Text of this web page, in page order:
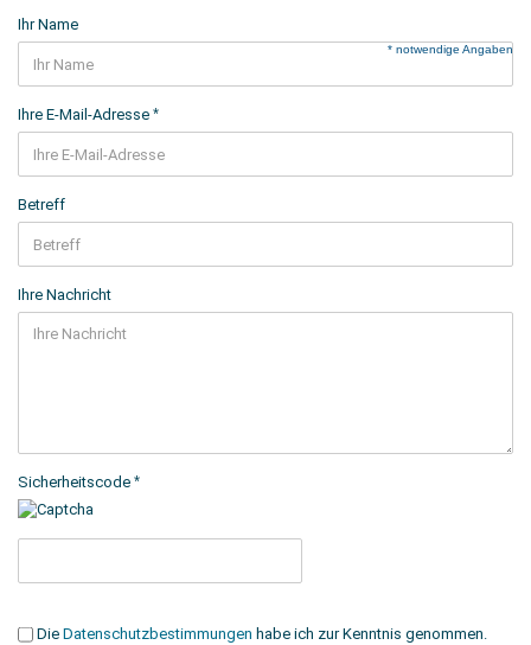
Ihr Name
Ihre E-Mail-Adresse
Betreff
Ihre Nachricht
Sicherheitscode
Die Datenschutzbestimmungen habe ich zur Kenntnis genommen.
* notwendige Angaben